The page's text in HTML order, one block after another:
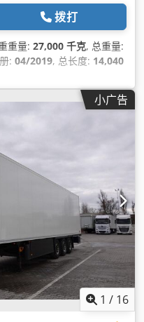
拨打
重量: 27,000 千克, 总重量:
: 04/2019, 总长度: 14,040
保养记录,
小广告
1 / 16